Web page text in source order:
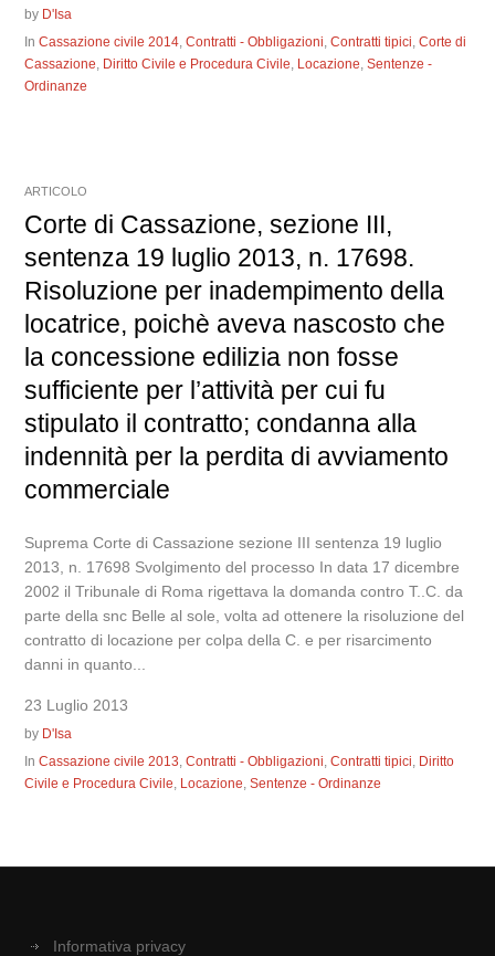
by D'Isa
InCassazione civile 2014,Contratti - Obbligazioni,Contratti tipici,Corte di
Cassazione, Diritto Civile e Procedura Civile, Locazione,Sentenze -
Ordinanze
ARTICOLO
Corte di Cassazione, sezione III,
sentenza 19 luglio 2013, n. 17698.
Risoluzione per inadempimento della
locatrice, poichè aveva nascosto che
la concessione edilizia non fosse
sufficiente per l’attività per cui fu
stipulato il contratto; condanna alla
indennità per la perdita di avviamento
commerciale
Suprema Corte di Cassazione sezione III sentenza 19 luglio
2013, n. 17698 Svolgimento del processo In data 17 dicembre
2002 il Tribunale di Roma rigettava la domanda contro T..C. da
parte della snc Belle al sole, volta ad ottenere la risoluzione del
contratto di locazione per colpa della C. e per risarcimento
danni in quanto...
23 Luglio 2013
by D'Isa
InCassazione civile 2013,Contratti - Obbligazioni,Contratti tipici, Diritto
Civile e Procedura Civile, Locazione,Sentenze - Ordinanze
Informativa privacy